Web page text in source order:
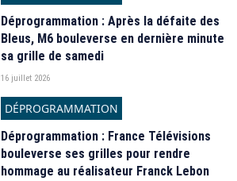
Déprogrammation : Après la défaite des
Bleus, M6 bouleverse en dernière minute
sa grille de samedi
16 juillet 2026
DÉPROGRAMMATION
Déprogrammation : France Télévisions
bouleverse ses grilles pour rendre
hommage au réalisateur Franck Lebon